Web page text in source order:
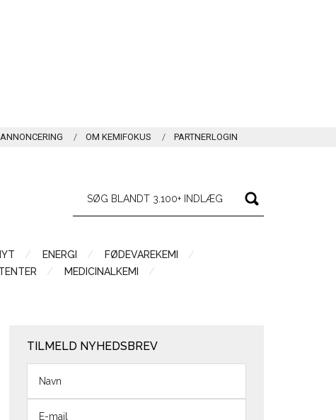
ANNONCERING OM KEMIFOKUS PARTNERLOGIN
ENERGI
FØDEVAREKEMI
MEDICINALKEMI
TILMELD NYHEDSBREV